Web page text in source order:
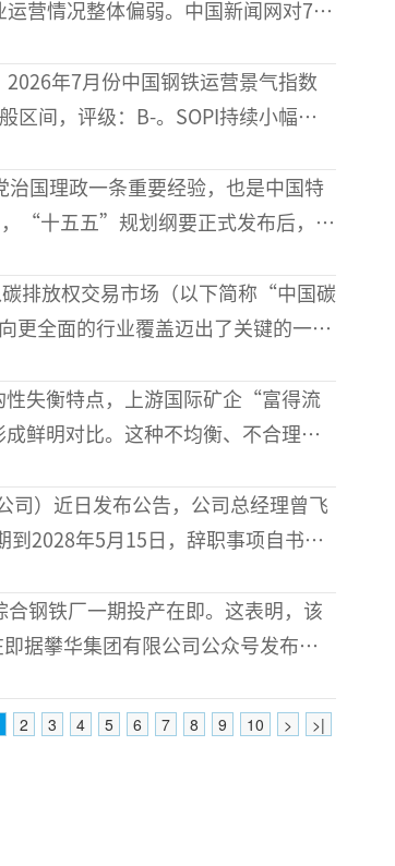
营情况整体偏弱。中国新闻网对7月
年7月份中国钢铁运营景气指数
区间，评级：B-。SOPI持续小幅下
国理政一条重要经验，也是中国特
“十五五”规划纲要正式发布后，一
排放权交易市场（以下简称“中国碳
更全面的行业覆盖迈出了关键的一
炼钢发展、促进钢铁生产结构转型
性失衡特点，上游国际矿企“富得流
鲜明对比。这种不均衡、不合理的
司）近日发布公告，公司总经理曾飞
到2028年5月15日，辞职事项自书面
钢铁厂一期投产在即。这表明，该
据攀华集团有限公司公众号发布的
2 3 4 5 6 7 8 9 10 > >|